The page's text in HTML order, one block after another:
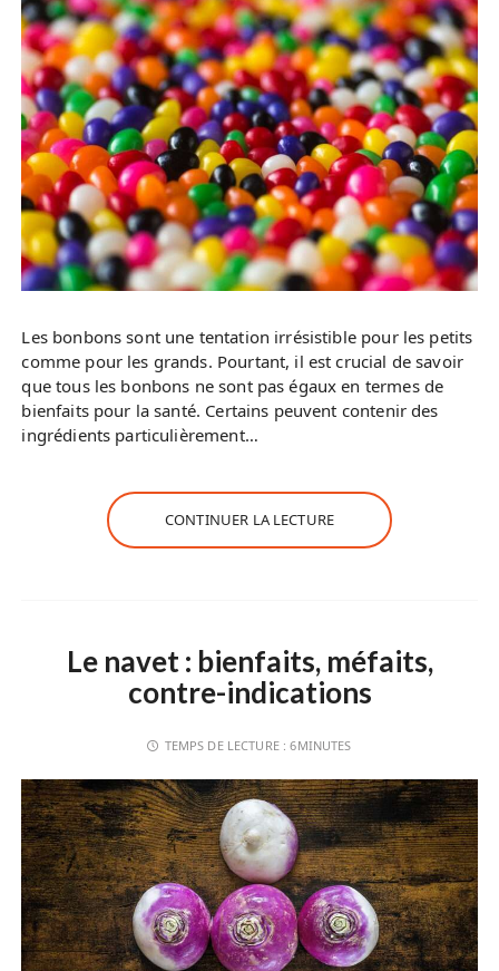
Les bonbons sont une tentation irrésistible pour les petits
comme pour les grands. Pourtant, il est crucial de savoir
que tous les bonbons ne sont pas égaux en termes de
bienfaits pour la santé. Certains peuvent contenir des
ingrédients particulièrement…
CONTINUER LA LECTURE
Le navet : bienfaits, méfaits,
contre-indications
TEMPS DE LECTURE :6MINUTES